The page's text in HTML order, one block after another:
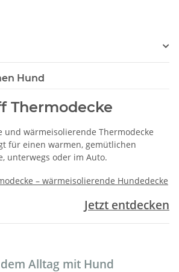
Hund
Thermodecke
und wärmeisolierende Thermodecke
für einen warmen, gemütlichen
unterwegs oder im Auto.
Jetzt entdecken
Alltag mit Hund